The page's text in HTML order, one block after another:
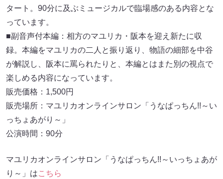
タート。90分に及ぶミュージカルで臨場感のある内容とな
っています。
■副音声付本編：相方のマユリカ・阪本を迎え新たに収
録。本編をマユリカの二人と振り返り、物語の細部を中谷
が解説し、阪本に罵られたりと、本編とはまた別の視点で
楽しめる内容になっています。
販売価格：1,500円
販売場所：マユリカオンラインサロン「うなぱっちん!!～い
っちょあがり～」
公演時間：90分
マユリカオンラインサロン「うなぱっちん!!～いっちょあが
り～」はこちら